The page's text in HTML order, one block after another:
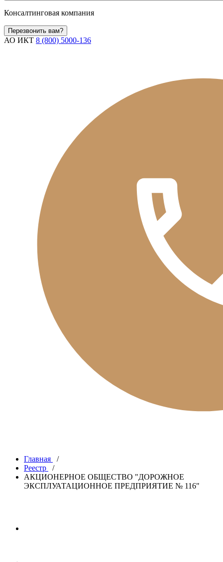
Консалтинговая компания
Перезвонить вам?
АО ИКТ 8 (800) 5000-136
Главная
/
Реестр
/
АКЦИОНЕРНОЕ ОБЩЕСТВО "ДОРОЖНОЕ
ЭКСПЛУАТАЦИОННОЕ ПРЕДПРИЯТИЕ № 116"